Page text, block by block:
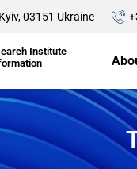
03151 Ukraine
Institute